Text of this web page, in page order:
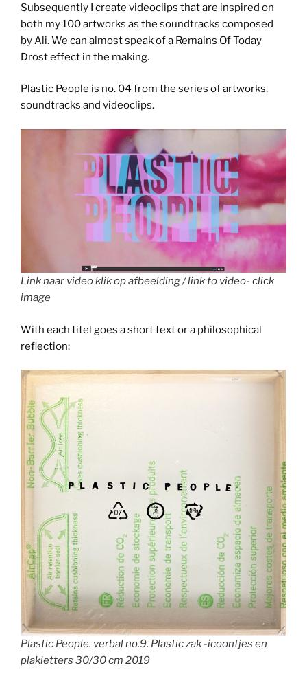
Subsequently I create videoclips that are inspired on
both my 100 artworks as the soundtracks composed
by Ali. We can almost speak of a Remains Of Today
Drost effect in the making.
Plastic People is no. 04 from the series of artworks,
soundtracks and videoclips.
Link naar video klik op afbeelding / link to video- click
image
With each titel goes a short text or a philosophical
reflection:
Plastic People. verbal no.9. Plastic zak -icoontjes en
plakletters 30/30 cm 2019